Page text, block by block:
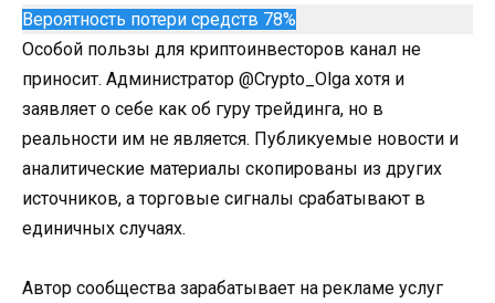
Вероятность потери средств 78%
Особой пользы для криптоинвесторов канал не
приносит. Администратор @Crypto_Olga хотя и
заявляет о себе как об гуру трейдинга, но в
реальности им не является. Публикуемые новости и
аналитические материалы скопированы из других
источников, а торговые сигналы срабатывают в
единичных случаях.
Автор сообщества зарабатывает на рекламе услуг